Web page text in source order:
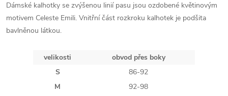
Dámské kalhotky se zvýšenou linií pasu jsou ozdobené květinovým
motivem Celeste Emili. Vnitřní část rozkroku kalhotek je podšita
bavlněnou látkou.
velikosti
obvod přes boky
S
86-92
M
92-98